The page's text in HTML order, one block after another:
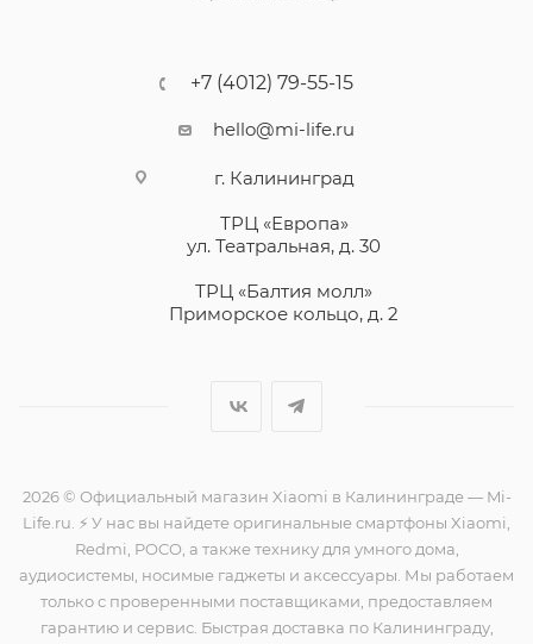
+7 (4012) 79-55-15
hello@mi-life.ru
г. Калининград
ТРЦ «Европа»
ул. Театральная, д. 30
ТРЦ «Балтия молл»
Приморское кольцо, д. 2
2026 © Официальный магазин Xiaomi в Калининграде — Mi-
Life.ru. ⚡ У нас вы найдете оригинальные смартфоны Xiaomi,
Redmi, POCO, а также технику для умного дома,
аудиосистемы, носимые гаджеты и аксессуары. Мы работаем
только с проверенными поставщиками, предоставляем
гарантию и сервис. Быстрая доставка по Калининграду,